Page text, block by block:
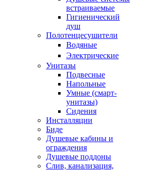
встраиваемые
Гигиенический
душ
Полотенцесушители
ㅤВодяные
ㅤЭлектрические
Унитазы
Подвесные
Напольные
Умные (смарт-
унитазы)
Сидения
Инсталляции
Биде
Душевые кабины и
ограждения
Душевые поддоны
Слив, канализация,